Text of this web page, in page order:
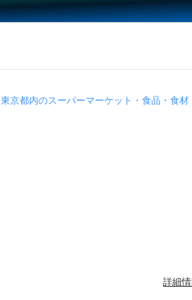
東京都内のスーパーマーケット・食品・食材
詳細